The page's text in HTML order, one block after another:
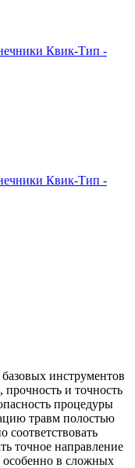
Квик-Тип -
Квик-Тип -
инструментов
прочность и точность
процедуры
травм полостью
соответствовать
точное направление
особенно в сложных